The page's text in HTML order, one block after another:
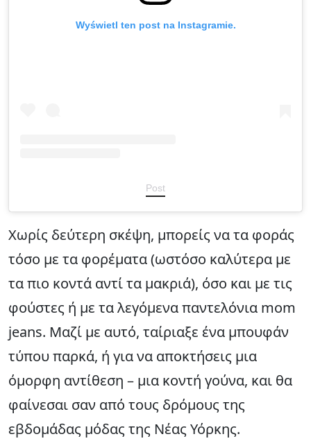
Wyświetl ten post na Instagramie.
Post
Χωρίς δεύτερη σκέψη, μπορείς να τα φοράς
τόσο με τα φορέματα (ωστόσο καλύτερα με
τα πιο κοντά αντί τα μακριά), όσο και με τις
φούστες ή με τα λεγόμενα παντελόνια mom
jeans. Μαζί με αυτό, ταίριαξε ένα μπουφάν
τύπου παρκά, ή για να αποκτήσεις μια
όμορφη αντίθεση – μια κοντή γούνα, και θα
φαίνεσαι σαν από τους δρόμους της
εβδομάδας μόδας της Νέας Υόρκης.